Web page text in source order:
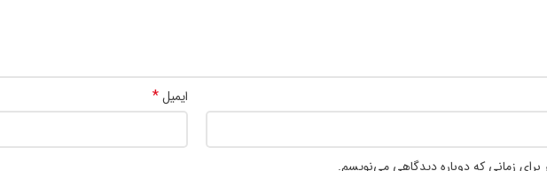
ایمیل*
زمانی که دوباره دیدگاهی می‌نویسم.